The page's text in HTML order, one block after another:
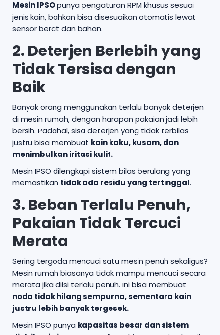
Mesin IPSOpunya pengaturan RPM khusus sesuai
jenis kain, bahkan bisa disesuaikan otomatis lewat
sensor berat dan bahan.
2. Deterjen Berlebih yang
Tidak Tersisa dengan
Baik
Banyak orang menggunakan terlalu banyak deterjen
di mesin rumah, dengan harapan pakaian jadi lebih
bersih. Padahal, sisa deterjen yang tidak terbilas
justru bisa membuat kain kaku, kusam, dan
menimbulkan iritasi kulit.
Mesin IPSO dilengkapi sistem bilas berulang yang
memastikan tidak ada residu yang tertinggal.
3. Beban Terlalu Penuh,
Pakaian Tidak Tercuci
Merata
Sering tergoda mencuci satu mesin penuh sekaligus?
Mesin rumah biasanya tidak mampu mencuci secara
merata jika diisi terlalu penuh. Ini bisa membuat
noda tidak hilang sempurna, sementara kain
justru lebih banyak tergesek.
Mesin IPSO punya kapasitas besar dan sistem